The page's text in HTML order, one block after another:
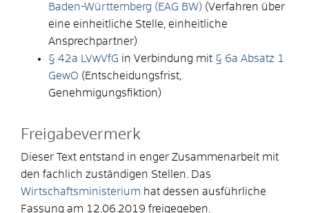
Baden-Württemberg (EAG BW) (Verfahren über
eine einheitliche Stelle, einheitliche
Ansprechpartner)
§ 42a LVwVfG in Verbindung mit § 6a Absatz 1
GewO (Entscheidungsfrist,
Genehmigungsfiktion)
Freigabevermerk
Dieser Text entstand in enger Zusammenarbeit mit
den fachlich zuständigen Stellen. Das
Wirtschaftsministerium hat dessen ausführliche
Fassung am 12.06.2019 freigegeben.